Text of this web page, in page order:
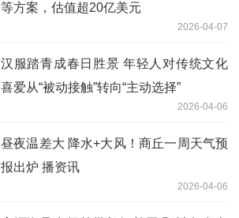
等方案，估值超20亿美元
2026-04-07
汉服踏青成春日胜景 年轻人对传统文化
喜爱从“被动接触”转向“主动选择”
2026-04-06
昼夜温差大 降水+大风！商丘一周天气预
报出炉 播资讯
2026-04-06